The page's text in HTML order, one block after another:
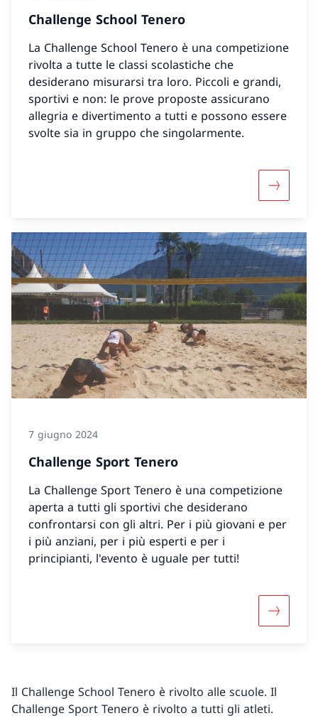
Challenge School Tenero
La Challenge School Tenero è una competizione
rivolta a tutte le classi scolastiche che
desiderano misurarsi tra loro. Piccoli e grandi,
sportivi e non: le prove proposte assicurano
allegria e divertimento a tutti e possono essere
svolte sia in gruppo che singolarmente.
7 giugno 2024
Challenge Sport Tenero
La Challenge Sport Tenero è una competizione
aperta a tutti gli sportivi che desiderano
confrontarsi con gli altri. Per i più giovani e per
i più anziani, per i più esperti e per i
principianti, l'evento è uguale per tutti!
Il Challenge School Tenero è rivolto alle scuole. Il
Challenge Sport Tenero è rivolto a tutti gli atleti.